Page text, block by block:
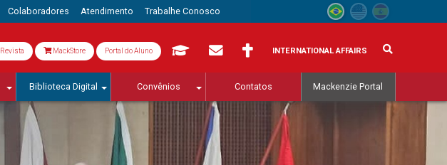
Colaboradores Atendimento Trabalhe Conosco
Revista MackStore Portal do Aluno INTERNATIONAL AFFAIRS
Biblioteca Digital Convênios Contatos Mackenzie Portal